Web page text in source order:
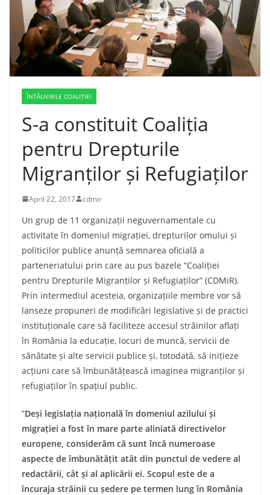
ÎNTÂLNIRILE COALIȚIEI
S-a constituit Coaliția
pentru Drepturile
Migranților și Refugiaților
April 22, 2017 cdmir
Un grup de 11 organizații neguvernamentale cu
activitate în domeniul migrației, drepturilor omului și
politicilor publice anunță semnarea oficială a
parteneriatului prin care au pus bazele ”Coaliției
pentru Drepturile Migranților și Refugiaților” (CDMiR).
Prin intermediul acesteia, organizațiile membre vor să
lanseze propuneri de modificări legislative și de practici
instituționale care să faciliteze accesul străinilor aflați
în România la educație, locuri de muncă, servicii de
sănătate și alte servicii publice și, totodată, să inițieze
acțiuni care să îmbunătățească imaginea migranților și
refugiaților în spațiul public.
”Deși legislația națională în domeniul azilului și
migrației a fost în mare parte aliniată directivelor
europene, considerăm că sunt încă numeroase
aspecte de îmbunătățit atât din punctul de vedere al
redactării, cât și al aplicării ei. Scopul este de a
încuraja străinii cu ședere pe termen lung în România